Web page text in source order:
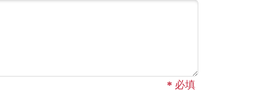
* 必填